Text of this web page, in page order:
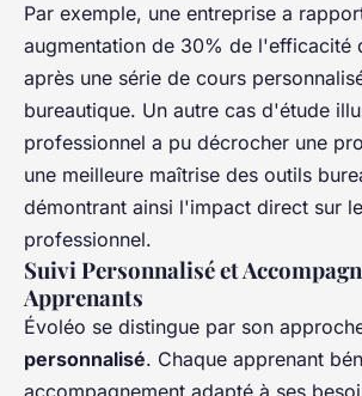
Par exemple, une entreprise a
augmentation de 30% de l'efficacité
après une série de cours
bureautique. Un autre cas d'étude
professionnel a pu décrocher une
une meilleure maîtrise des outils
démontrant ainsi l'impact direct sur
professionnel.
Suivi Personnalisé et
Apprenants
Évoléo se distingue par son
personnalisé. Chaque apprenant